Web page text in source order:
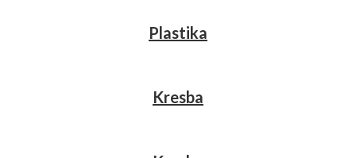
Plastika
Kresba